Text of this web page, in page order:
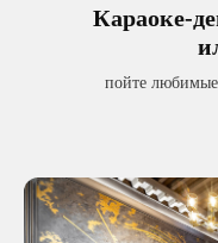
Караоке-
пойте любимые